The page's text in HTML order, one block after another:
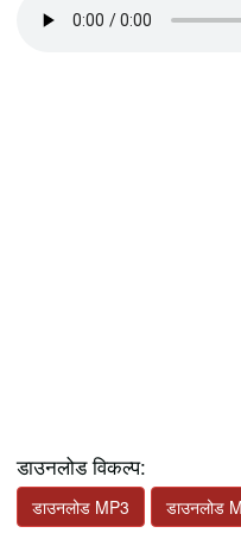
डाउनलोड विकल्प:
डाउनलोड MP3 डाउनलोड